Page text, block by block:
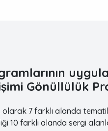
Gönüllülük
7 farklı alanda
10 farklı alanda sergi